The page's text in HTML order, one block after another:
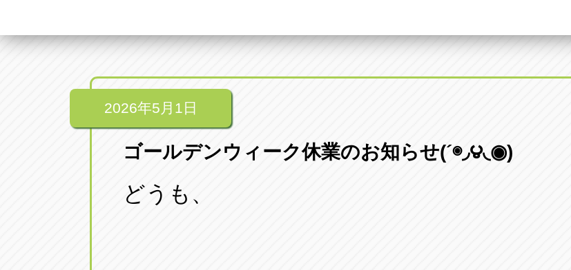
三重
アップル一宮22号店
アップル春日井店
アップル小牧店
アップル尾張旭店
愛知県尾張旭市印場元町5-2-8
トラック市四日市店
アップル世田谷店
2026年5月1日
ゴールデンウィーク休業のお知らせ(´◉◞౪◟◉)
どうも、